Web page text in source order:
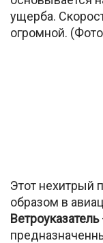
ущерба.
огромной.
Этот нехитрый
образом в
Ветроуказатель